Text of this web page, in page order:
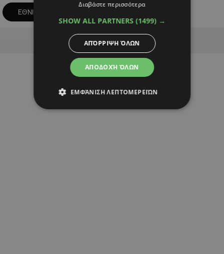
ΕΘΝΙΚΗ ΙΣΠΑΝΙΑΣ
Advertisement
Διαβάστε περισσότερα
SHOW ALL PARTNERS (1499) →
ΑΠΟΔΟΧΉ ΌΛΩΝ
ΑΠΌΡΡΙΨΗ ΌΛΩΝ
ΕΜΦΆΝΙΣΗ ΛΕΠΤΟΜΕΡΕΙΏΝ